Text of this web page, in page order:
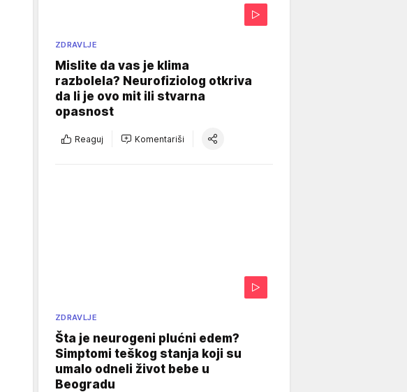
ZDRAVLJE
Mislite da vas je klima
razbolela? Neurofiziolog otkriva
da li je ovo mit ili stvarna
opasnost
Reaguj Komentariši
ZDRAVLJE
Šta je neurogeni plućni edem?
Simptomi teškog stanja koji su
umalo odneli život bebe u
Beogradu